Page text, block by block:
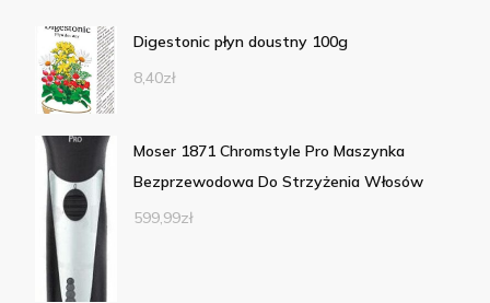
Digestonic płyn doustny 100g
8,40zł
Moser 1871 Chromstyle Pro Maszynka
Bezprzewodowa Do Strzyżenia Włosów
599,99zł